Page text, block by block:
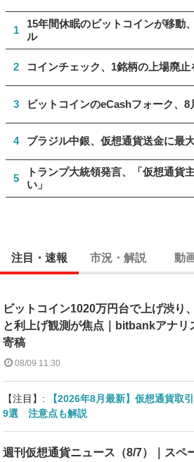
1
15年間休眠のビットコインが移動
ル
2 コインチェック、1銘柄の上場廃止
3 ビットコインのeCashフォーク、
4 ブラジル中銀、仮想通貨送金に最
5
トランプ大統領発言、「仮想通貨
い」
注目・速報 市況・解説 動
ビットコイン1020万円台で上げ渋り
と利上げ観測が焦点｜bitbankアナリ
寄稿
08/09 11:30
【注目】:
【2026年8月最新】仮想通貨取
9選 注意点も解説
週刊仮想通貨ニュース（8/7）｜スペ